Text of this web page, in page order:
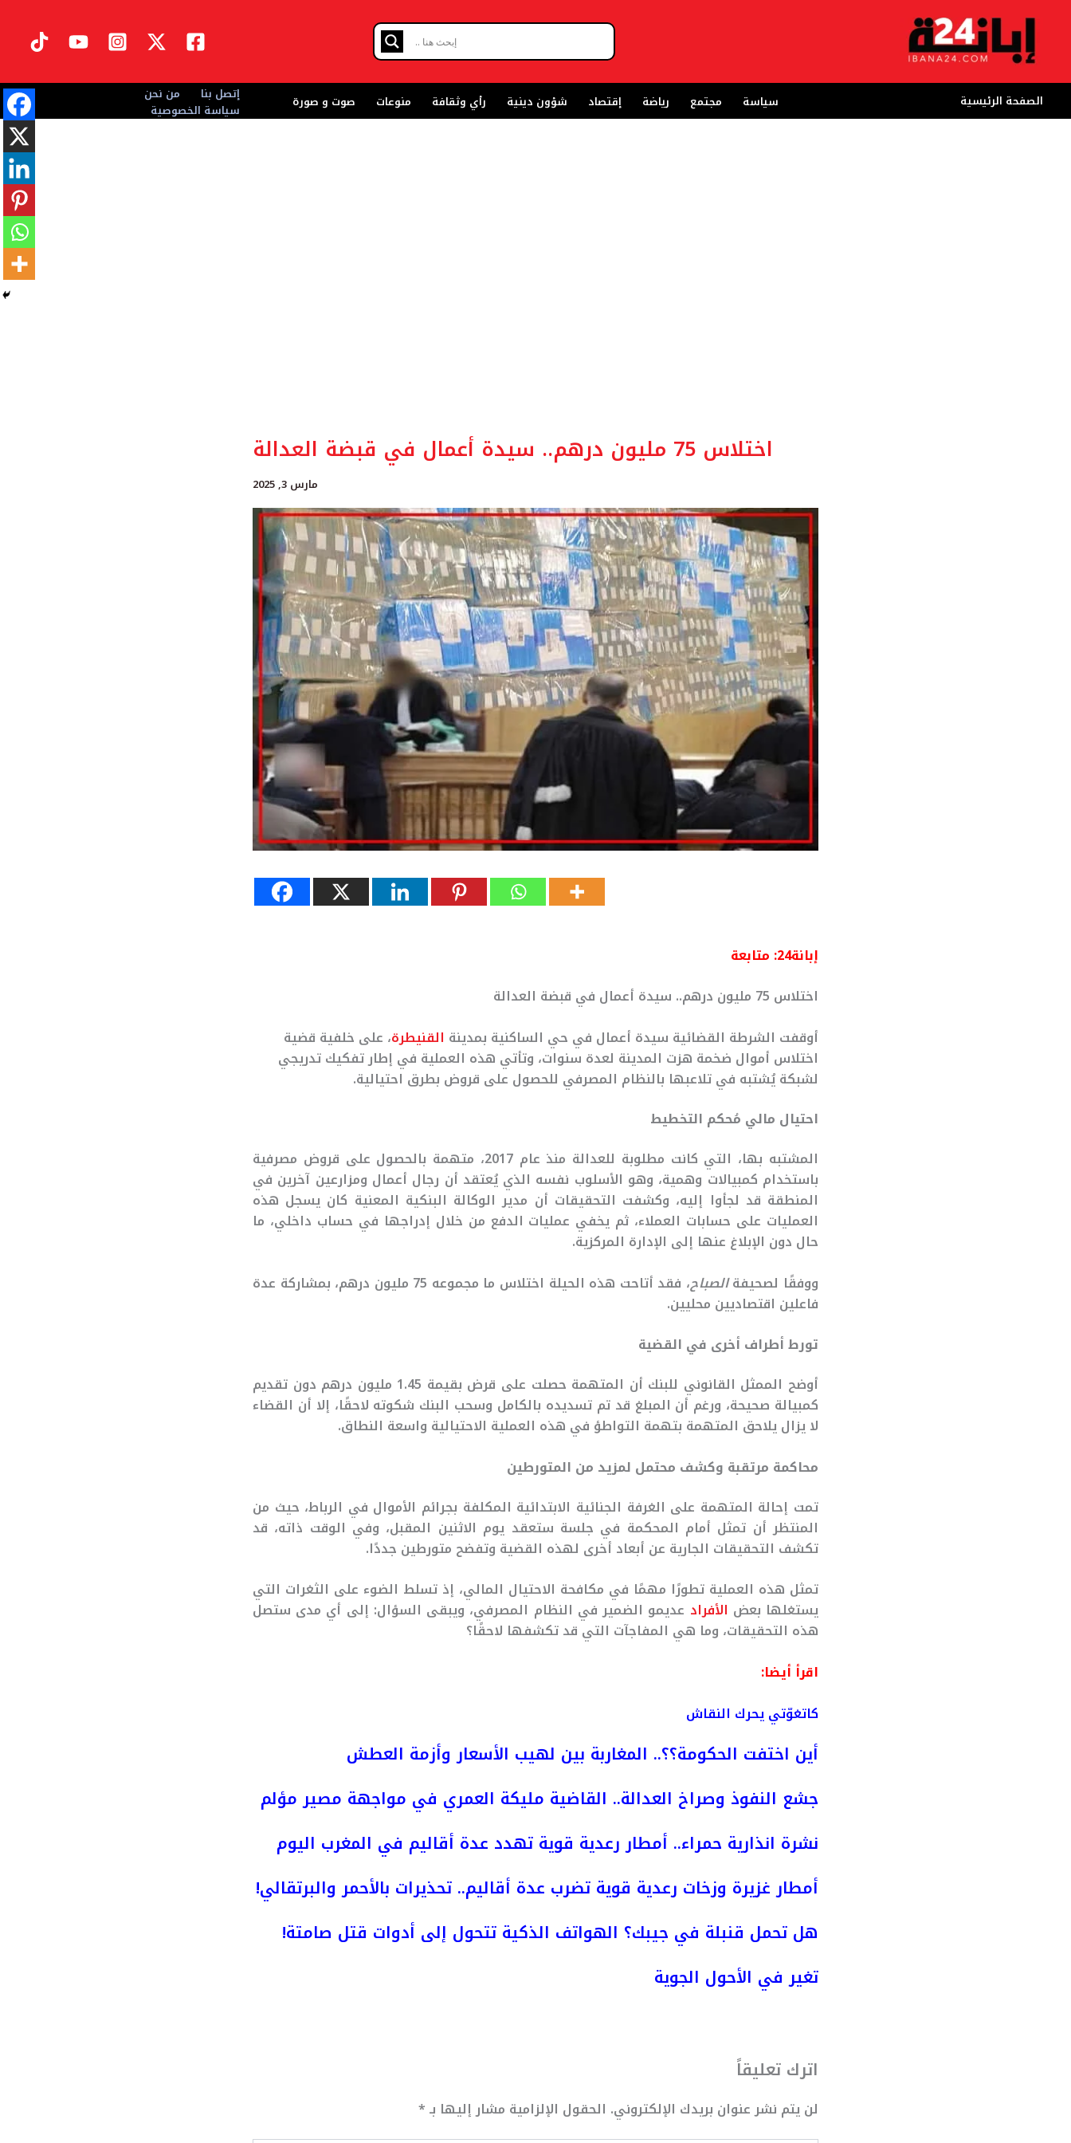
المحتوى
الصفحة الرئيسية سياسة مجتمع رياضة إقتصاد شؤون دينية رأي وثقافة منوعات صوت و صورة إتصل بنا
من نحن
سياسة الخصوصية
اختلاس 75 مليون درهم.. سيدة أعمال في قبضة العدالة
مارس 3, 2025
إبانة24: متابعة
اختلاس 75 مليون درهم.. سيدة أعمال في قبضة العدالة
أوقفت الشرطة القضائية سيدة أعمال في حي الساكنية بمدينة القنيطرة، على خلفية قضية
اختلاس أموال ضخمة هزت المدينة لعدة سنوات، وتأتي هذه العملية في إطار تفكيك تدريجي
لشبكة يُشتبه في تلاعبها بالنظام المصرفي للحصول على قروض بطرق احتيالية.
احتيال مالي مُحكم التخطيط
المشتبه بها، التي كانت مطلوبة للعدالة منذ عام 2017، متهمة بالحصول على قروض مصرفية
باستخدام كمبيالات وهمية، وهو الأسلوب نفسه الذي يُعتقد أن رجال أعمال ومزارعين آخرين في
المنطقة قد لجأوا إليه، وكشفت التحقيقات أن مدير الوكالة البنكية المعنية كان يسجل هذه
العمليات على حسابات العملاء، ثم يخفي عمليات الدفع من خلال إدراجها في حساب داخلي، ما
حال دون الإبلاغ عنها إلى الإدارة المركزية.
ووفقًا لصحيفةالصباح
، فقد أتاحت هذه الحيلة اختلاس ما مجموعه 75 مليون درهم، بمشاركة عدة
فاعلين اقتصاديين محليين.
تورط أطراف أخرى في القضية
أوضح الممثل القانوني للبنك أن المتهمة حصلت على قرض بقيمة 1.45 مليون درهم دون تقديم
كمبيالة صحيحة، ورغم أن المبلغ قد تم تسديده بالكامل وسحب البنك شكوته لاحقًا، إلا أن القضاء
لا يزال يلاحق المتهمة بتهمة التواطؤ في هذه العملية الاحتيالية واسعة النطاق.
محاكمة مرتقبة وكشف محتمل لمزيد من المتورطين
تمت إحالة المتهمة على الغرفة الجنائية الابتدائية المكلفة بجرائم الأموال في الرباط، حيث من
المنتظر أن تمثل أمام المحكمة في جلسة ستعقد يوم الاثنين المقبل، وفي الوقت ذاته، قد
تكشف التحقيقات الجارية عن أبعاد أخرى لهذه القضية وتفضح متورطين جددًا.
تمثل هذه العملية تطورًا مهمًا في مكافحة الاحتيال المالي، إذ تسلط الضوء على الثغرات التي
يستغلها بعض الأفراد عديمو الضمير في النظام المصرفي، ويبقى السؤال: إلى أي مدى ستصل
هذه التحقيقات، وما هي المفاجآت التي قد تكشفها لاحقًا؟
اقرأ أيضا:
كاتغوّتي يحرك النقاش
أين اختفت الحكومة؟؟.. المغاربة بين لهيب الأسعار وأزمة العطش
جشع النفوذ وصراخ العدالة.. القاضية مليكة العمري في مواجهة مصير مؤلم
نشرة انذارية حمراء.. أمطار رعدية قوية تهدد عدة أقاليم في المغرب اليوم
أمطار غزيرة وزخات رعدية قوية تضرب عدة أقاليم.. تحذيرات بالأحمر والبرتقالي!
هل تحمل قنبلة في جيبك؟ الهواتف الذكية تتحول إلى أدوات قتل صامتة!
تغير في الأحول الجوية
اترك تعليقاً
لن يتم نشر عنوان بريدك الإلكتروني. الحقول الإلزامية مشار إليها بـ*